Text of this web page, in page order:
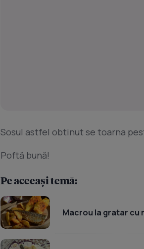
Sosul astfel obtinut se toarna
Poftă bună!
Pe aceeași temă:
Macrou la gratar cu